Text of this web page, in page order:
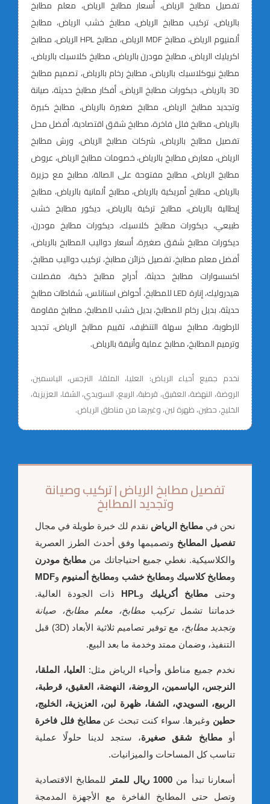
تفصيل مطابخ الرياض، أسعار مطابخ الرياض، معلم مطابخ
بالرياض، تركيب مطابخ الرياض، مطابخ خشب الرياض، مطابخ
ألمنيوم الرياض، مطابخ MDF الرياض، مطابخ HPL الرياض، مطابخ
اكريليك الرياض، مطابخ مودرن بالرياض، مطابخ كلاسيك بالرياض،
مطابخ نيوكلاسيك بالرياض، مطابخ رخام بالرياض، تصميم مطابخ
3D بالرياض، ديكورات مطابخ الرياض، أفكار مطابخ حديثة، صيانة
وتجديد مطابخ الرياض، مطابخ صغيرة بالرياض، مطابخ كبيرة
بالرياض، مطابخ فلل فاخرة، مطابخ شقق اقتصادية، أفضل محل
تفصيل مطابخ بالرياض، شركات مطابخ الرياض، ورش مطابخ
الرياض، معارض مطابخ بالرياض، خصومات مطابخ الرياض، عروض
مطابخ الرياض، مطابخ مفتوحة على الصالة، مطابخ مع جزيرة
بالرياض، مطابخ أمريكية بالرياض، مطابخ ألمانية بالرياض، مطابخ
إيطالية بالرياض، مطابخ تركية بالرياض، ديكور مطابخ خشب
طبيعي، ديكورات مطابخ كلاسيك، ديكورات مطابخ مودرن،
ديكورات مطابخ شقق صغيرة، أسعار دواليب المطابخ بالرياض،
أفضل معلم مطابخ، تفصيل خزائن مطابخ، تركيب دواليب مطابخ،
اكسسوارات مطابخ حديثة، أدراج مطابخ ذكية، مفصلات
هيدروليك، إنارة LED للمطابخ، أحواض استانلس، شفاطات مطابخ
حديثة، بديل رخام للمطابخ، بديل خشب للمطابخ، مطابخ مقاومة
للرطوبة، مطابخ سهلة التنظيف، تقييم مطابخ الرياض، تجديد
وترميم المطابخ، مطابخ عملية وأنيقة بالرياض.
نخدم جميع أحياء الرياض: العليا، الملقا، النرجس، الياسمين،
الروضة، النهضة، العقيق، قرطبة، الربيع، السويدي، الشفا، العزيزية،
الخليج، حطين، ظهرة لبن، وغيرها من مناطق الرياض.
تفصيل مطابخ الرياض | تركيب وصيانة
وتجديد المطابخ
نحن في مطابخ الرياض نقدم لك خبرة طويلة في مجال
تفصيل المطابخ وتصميمها وفق أحدث الطرز العصرية
والكلاسيكية. نغطي جميع احتياجاتك من مطابخ مودرن
ومطابخ كلاسيك ومطابخ خشب ومطابخ ألمنيوم وMDF
وحتى مطابخ أكريليك وHPL ذات الجودة العالية.
خدماتنا تشملتركيب مطابخ، معلم مطابخ، صيانة
وتجديد مطابخ
، مع توفير تصاميم ثلاثية الأبعاد (3D) قبل
التنفيذ، وضمان ممتد وخدمة ما بعد البيع.
نخدم جميع مناطق وأحياء الرياض مثل:
العليا، الملقا،
النرجس، الياسمين، الروضة، النهضة، العقيق، قرطبة،
الربيع، السويدي، الشفا، ظهرة لبن، العزيزية، الخليج،
حطين وغيرها. سواء كنت تبحث عنمطابخ فلل فاخرة
أومطابخ شقق صغيرة، ستجد لدينا حلولًا عملية
تناسب كل المساحات والميزانيات.
أسعارنا تبدأ من 1000 ريال للمتر
للمطابخ الاقتصادية
وتصل حتى المطابخ الفاخرة مع الأجهزة المدمجة